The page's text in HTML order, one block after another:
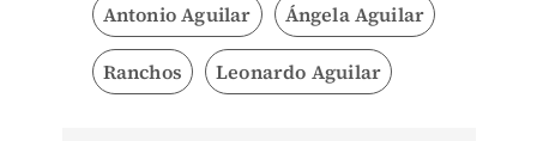
Antonio Aguilar Ángela Aguilar
Ranchos Leonardo Aguilar